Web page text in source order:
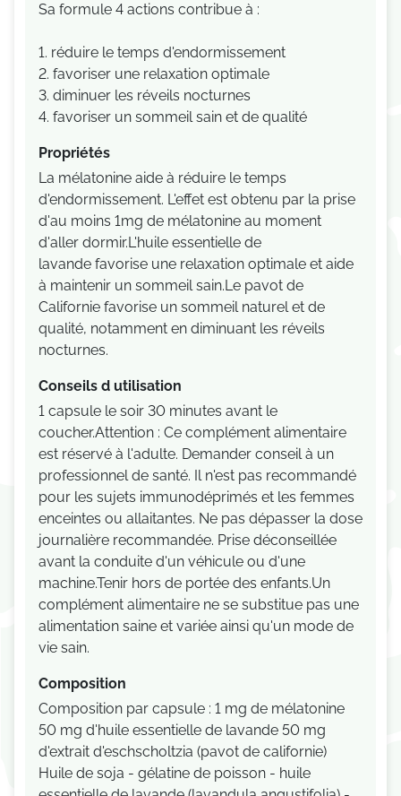
Sa formule 4 actions contribue à :
1. réduire le temps d'endormissement
2. favoriser une relaxation optimale
3. diminuer les réveils nocturnes
4. favoriser un sommeil sain et de qualité
Propriétés
La mélatonine aide à réduire le temps
d'endormissement. L'effet est obtenu par la prise
d'au moins 1mg de mélatonine au moment
d'aller dormir.L'huile essentielle de
lavande favorise une relaxation optimale et aide
à maintenir un sommeil sain.Le pavot de
Californie favorise un sommeil naturel et de
qualité, notamment en diminuant les réveils
nocturnes.
Conseils d utilisation
1 capsule le soir 30 minutes avant le
coucher.Attention : Ce complément alimentaire
est réservé à l'adulte. Demander conseil à un
professionnel de santé. Il n'est pas recommandé
pour les sujets immunodéprimés et les femmes
enceintes ou allaitantes. Ne pas dépasser la dose
journalière recommandée. Prise déconseillée
avant la conduite d'un véhicule ou d'une
machine.Tenir hors de portée des enfants.Un
complément alimentaire ne se substitue pas une
alimentation saine et variée ainsi qu'un mode de
vie sain.
Composition
Composition par capsule : 1 mg de mélatonine
50 mg d'huile essentielle de lavande 50 mg
d'extrait d'eschscholtzia (pavot de californie)
Huile de soja - gélatine de poisson - huile